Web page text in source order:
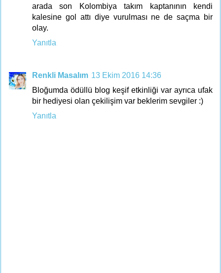
arada son Kolombiya takım kaptanının kendi
kalesine gol attı diye vurulması ne de saçma bir
olay.
Yanıtla
Renkli Masalım 13 Ekim 2016 14:36
Bloğumda ödüllü blog keşif etkinliği var ayrıca ufak
bir hediyesi olan çekilişim var beklerim sevgiler :)
Yanıtla